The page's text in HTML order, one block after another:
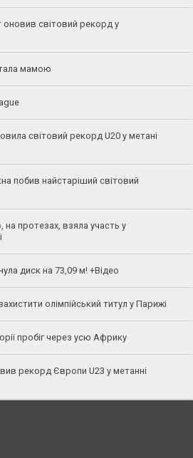
світовий рекорд у
мамою
світовий рекорд U20 у метані
побив найстаріший світовий
на протезах, взяла участь у
диск на 73,09 м! +Відео
олімпійський титул у Парижі
пробіг через усю Африку
рекорд Європи U23 у метанні